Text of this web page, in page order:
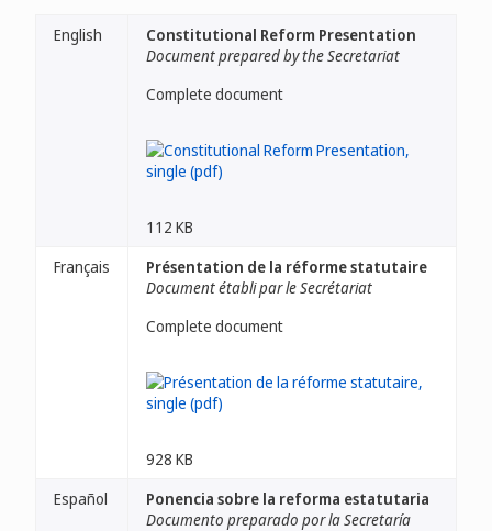
English
Constitutional Reform Presentation
Document prepared by the Secretariat
Complete document
112 KB
Français
Présentation de la réforme statutaire
Document établi par le Secrétariat
Complete document
928 KB
Español
Ponencia sobre la reforma estatutaria
Documento preparado por la Secretaría